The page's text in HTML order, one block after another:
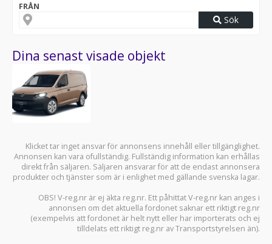
FRÅN
Sök
Dina senast visade objekt
Klicket tar inget ansvar för annonsens innehåll eller tillgänglighet.
Annonsen kan vara ofullständig. Fullständig information kan erhållas
direkt från säljaren. Säljaren ansvarar för att de endast annonsera
produkter och tjänster som är i enlighet med gällande svenska lagar.
OBS! V-reg.nr är ej äkta reg.nr. Ett påhittat V-reg.nr kan anges i
annonsen om det aktuella fordonet saknar ett riktigt reg.nr
(exempelvis att fordonet är helt nytt eller har importerats och ej
tilldelats ett riktigt reg.nr av Transportstyrelsen än).